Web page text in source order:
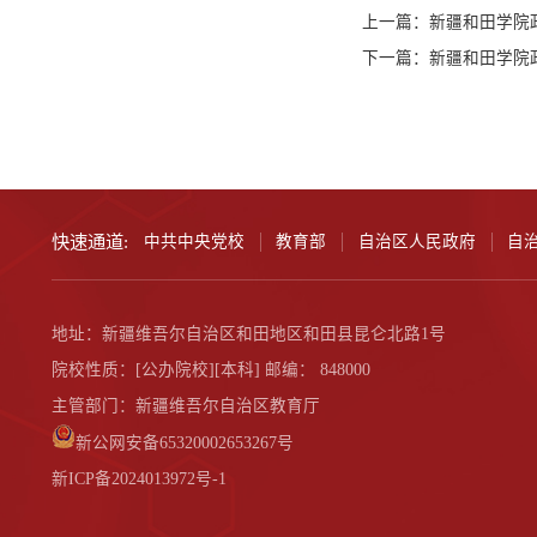
上一篇：新疆和田学
下一篇：新疆和田学
快速通道: 中共中央党校 教育部 自治区人民政府 自
地址：新疆维吾尔自治区和田地区和田县昆仑北路1号
院校性质：[公办院校][本科] 邮编： 848000
主管部门：新疆维吾尔自治区教育厅
新公网安备65320002653267号
新ICP备2024013972号-1